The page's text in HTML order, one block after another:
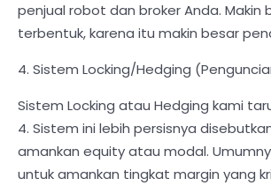
penjual robot dan broker Anda.
terbentuk, karena itu makin besar
4. Sistem Locking/Hedging
Sistem Locking atau Hedging kami
4. Sistem ini lebih persisnya
amankan equity atau modal.
untuk amankan tingkat margin yang